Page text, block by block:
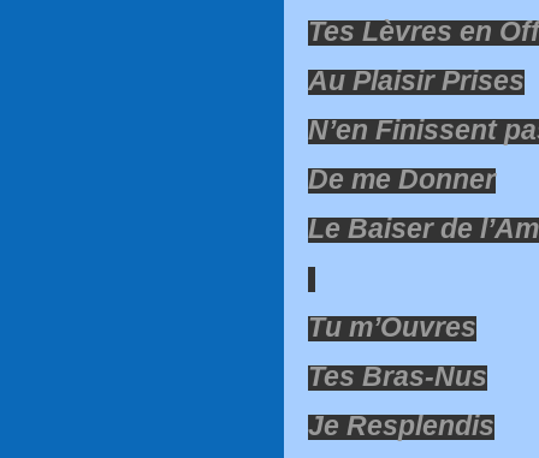
Tes Lèvres en
Au Plaisir Prises
N’en Finissent
De me Donner
Le Baiser de
Tu m’Ouvres
Tes Bras-Nus
Je Resplendis